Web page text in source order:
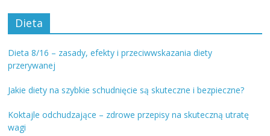
Dieta
Dieta 8/16 – zasady, efekty i przeciwwskazania diety
przerywanej
Jakie diety na szybkie schudnięcie są skuteczne i bezpieczne?
Koktajle odchudzające – zdrowe przepisy na skuteczną utratę
wagi